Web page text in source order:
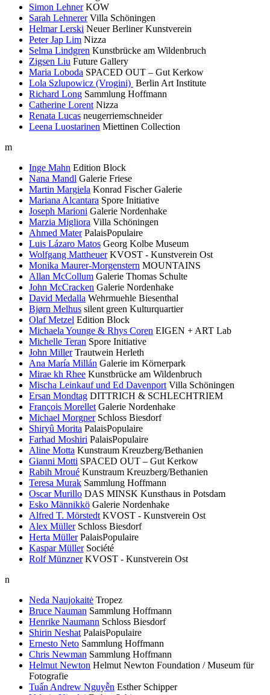
Simon Lehner KOW
Sarah Lehnerer Villa Schöningen
Helmar Lerski Neuer Berliner Kunstverein
Peter Jap Lim Nizza
Selma Lindgren Kunstbrücke am Wildenbruch
Zigsen Liu Future Gallery
Maria Loboda SPACED OUT – Gut Kerkow
Lola Szlupowicz (Vrogini) Berlin Art Institute
Richard Long Sammlung Hoffmann
Catherine Lorent Nizza
Renata Lucas neugerriemschneider
Leena Luostarinen Miettinen Collection
m
Inge Mahn Edition Block
Nana Mandl Galerie Friese
Martin Margiela Konrad Fischer Galerie
Mariana Alcantara Spore Initiative
Joseph Marioni Galerie Nordenhake
Marzia Migliora Villa Schöningen
Ahmed Mater PalaisPopulaire
Luis Lázaro Matos Georg Kolbe Museum
Wolfgang Mattheuer KVOST - Kunstverein Ost
Monika Maurer-Morgenstern MOUNTAINS
Allan McCollum Galerie Thomas Schulte
John McCracken Galerie Nordenhake
David Medalla Wehrmuehle Biesenthal
Bjørn Melhus silent green Kulturquartier
Olaf Metzel Edition Block
Michaela Younge & Rhys Coren EIGEN + ART Lab
Michelle Teran Spore Initiative
John Miller Trautwein Herleth
Ana María Millán Galerie im Körnerpark
Mirae kh Rhee Kunstbrücke am Wildenbruch
Mischa Leinkauf und Ed Davenport Villa Schöningen
Ersan Mondtag DITTRICH & SCHLECHTRIEM
François Morellet Galerie Nordenhake
Michael Morgner Schloss Biesdorf
Shiryû Morita PalaisPopulaire
Farhad Moshiri PalaisPopulaire
Aline Motta Kunstraum Kreuzberg/Bethanien
Gianni Motti SPACED OUT – Gut Kerkow
Rabih Mroué Kunstraum Kreuzberg/Bethanien
Teresa Murak Sammlung Hoffmann
Oscar Murillo DAS MINSK Kunsthaus in Potsdam
Esko Männikkö Galerie Nordenhake
Alfred T. Mörstedt KVOST - Kunstverein Ost
Alex Müller Schloss Biesdorf
Herta Müller PalaisPopulaire
Kaspar Müller Société
Rolf Münzner KVOST - Kunstverein Ost
n
Neda Naujokaitė Tropez
Bruce Nauman Sammlung Hoffmann
Henrike Naumann Schloss Biesdorf
Shirin Neshat PalaisPopulaire
Ernesto Neto Sammlung Hoffmann
Chris Newman Sammlung Hoffmann
Helmut Newton Helmut Newton Foundation / Museum für
Fotografie
Tuấn Andrew Nguyễn Esther Schipper